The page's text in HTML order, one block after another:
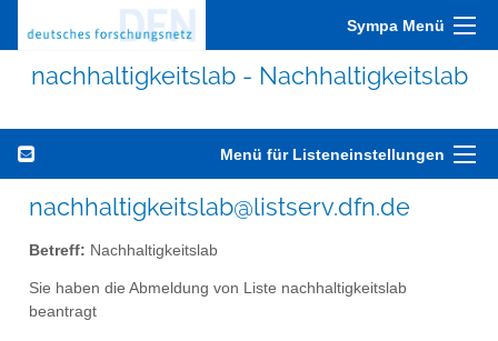
Sympa Menü
nachhaltigkeitslab - Nachhaltigkeitslab
Menü für Listeneinstellungen
nachhaltigkeitslab@listserv.dfn.de
Betreff: Nachhaltigkeitslab
Sie haben die Abmeldung von Liste nachhaltigkeitslab
beantragt